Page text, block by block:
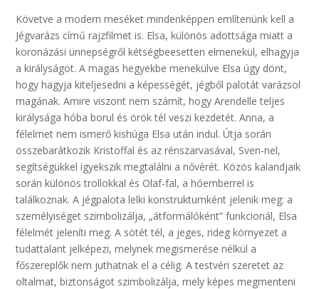
Követve a modern meséket mindenképpen említenünk kell a
Jégvarázs című rajzfilmet is. Elsa, különös adottsága miatt a
koronázási ünnepségről kétségbeesetten elmenekül, elhagyja
a királyságot. A magas hegyekbe menekülve Elsa úgy dönt,
hogy hagyja kiteljesedni a képességét, jégből palotát varázsol
magának. Amire viszont nem számít, hogy Arendelle teljes
királysága hóba borul és örök tél veszi kezdetét. Anna, a
félelmet nem ismerő kishúga Elsa után indul. Útja során
összebarátkozik Kristoffal és az rénszarvasával, Sven-nel,
segítségükkel igyekszik megtalálni a nővérét. Közös kalandjaik
során különös trollokkal és Olaf-fal, a hóemberrel is
találkoznak. A jégpalota lelki konstruktumként jelenik meg: a
személyiséget szimbolizálja, „átformálóként” funkcionál, Elsa
félelmét jeleníti meg. A sötét tél, a jeges, rideg környezet a
tudattalant jelképezi, melynek megismerése nélkül a
főszereplők nem juthatnak el a célig. A testvéri szeretet az
oltalmat, biztonságot szimbolizálja, mely képes megmenteni